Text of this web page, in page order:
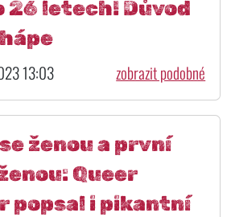
26 letech! Důvod
13:03 zobrazit podobné
ženou a první
Queer
popsal i pikantní